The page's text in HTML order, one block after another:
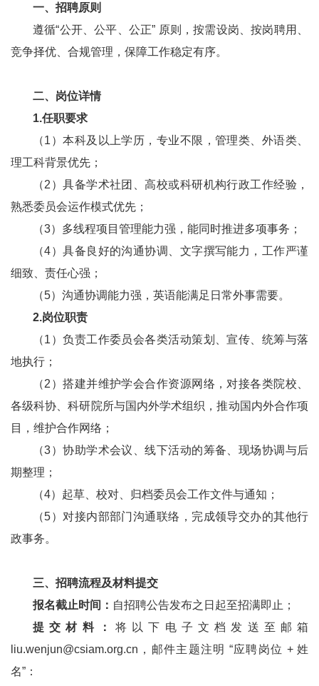
一、招聘原则
遵循“公开、公平、公正” 原则，按需设岗、按岗聘用、
竞争择优、合规管理，保障工作稳定有序。
二、岗位详情
1.任职要求
（1）本科及以上学历，专业不限，管理类、外语类、
理工科背景优先；
（2）具备学术社团、高校或科研机构行政工作经验，
熟悉委员会运作模式优先；
（3）多线程项目管理能力强，能同时推进多项事务；
（4）具备良好的沟通协调、文字撰写能力，工作严谨
细致、责任心强；
（5）沟通协调能力强，英语能满足日常外事需要。
2.岗位职责
（1）负责工作委员会各类活动策划、宣传、统筹与落
地执行；
（2）搭建并维护学会合作资源网络，对接各类院校、
各级科协、科研院所与国内外学术组织，推动国内外合作项
目，维护合作网络；
（3）协助学术会议、线下活动的筹备、现场协调与后
期整理；
（4）起草、校对、归档委员会工作文件与通知；
（5）对接内部部门沟通联络，完成领导交办的其他行
政事务。
三、招聘流程及材料提交
报名截止时间： 自招聘公告发布之日起至招满即止；
提交材料： 将以下电子文档发送至邮箱
liu.wenjun@csiam.org.cn，邮件主题注明 “应聘岗位 + 姓
名”：